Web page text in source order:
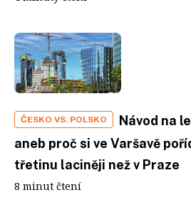
ČESKO VS. POLSKO
Návod na
aneb proč si ve Varšavě
třetinu laciněji než v Praze
8 minut čtení